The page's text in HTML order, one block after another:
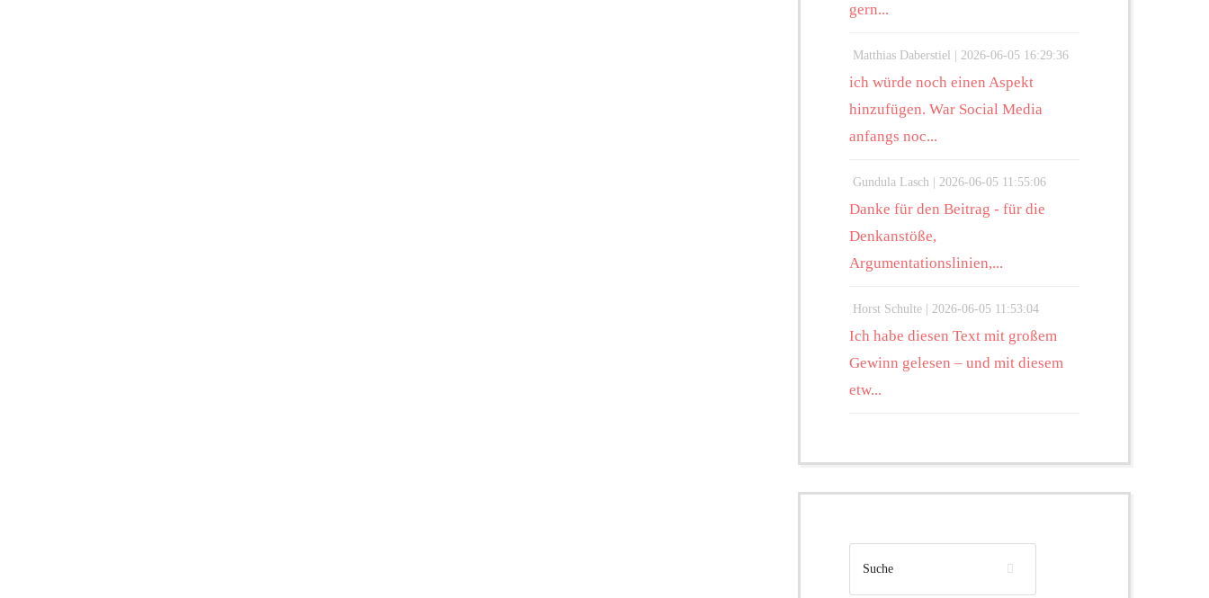
gern...
Matthias Daberstiel | 2026-06-05 16:29:36
ich würde noch einen Aspekt
hinzufügen. War Social Media
anfangs noc...
Gundula Lasch | 2026-06-05 11:55:06
Danke für den Beitrag - für die
Denkanstöße,
Argumentationslinien,...
Horst Schulte | 2026-06-05 11:53:04
Ich habe diesen Text mit großem
Gewinn gelesen – und mit diesem
etw...